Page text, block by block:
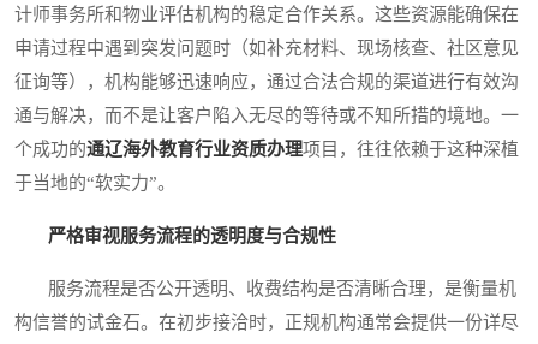
计师事务所和物业评估机构的稳定合作关系。这些资源能确保在
申请过程中遇到突发问题时（如补充材料、现场核查、社区意见
征询等），机构能够迅速响应，通过合法合规的渠道进行有效沟
通与解决，而不是让客户陷入无尽的等待或不知所措的境地。一
个成功的通辽海外教育行业资质办理项目，往往依赖于这种深植
于当地的“软实力”。
严格审视服务流程的透明度与合规性
服务流程是否公开透明、收费结构是否清晰合理，是衡量机
构信誉的试金石。在初步接洽时，正规机构通常会提供一份详尽